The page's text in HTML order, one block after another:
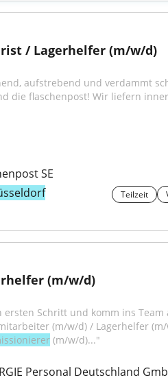
/ Lagerhelfer (m/w/d)
aufstrebend und verdammt
die flaschenpost! Wir liefern
SE
Teilzeit
(m/w/d)
ersten Schritt und komm ins Team
(m/w/d)..."
Personal Deutschland